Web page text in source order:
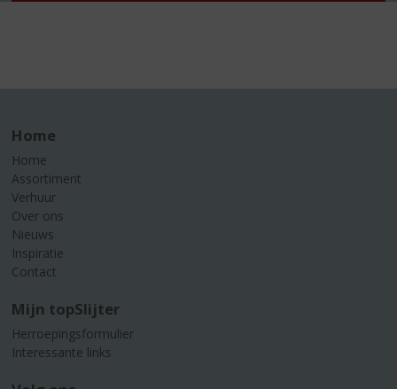
Home
Home
Assortiment
Verhuur
Over ons
Nieuws
Inspiratie
Contact
Mijn topSlijter
Herroepingsformulier
Interessante links